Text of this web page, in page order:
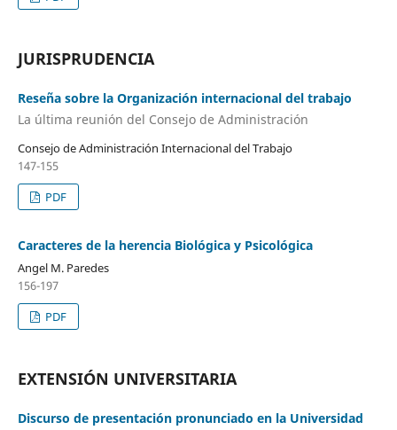
JURISPRUDENCIA
Reseña sobre la Organización internacional del trabajo
La última reunión del Consejo de Administración
Consejo de Administración Internacional del Trabajo
147-155
PDF
Caracteres de la herencia Biológica y Psicológica
Angel M. Paredes
156-197
PDF
EXTENSIÓN UNIVERSITARIA
Discurso de presentación pronunciado en la Universidad